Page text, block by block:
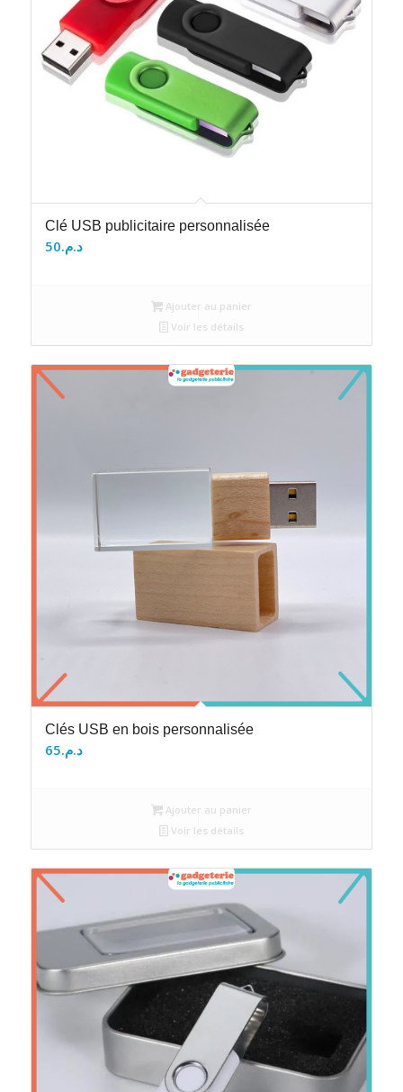
Clé USB publicitaire personnalisée
د.م.50
Ajouter au panier
Voir les détails
Clés USB en bois personnalisée
د.م.65
Ajouter au panier
Voir les détails